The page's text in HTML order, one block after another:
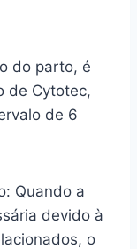
do parto, é
de Cytotec,
de 6
Quando a
devido à
o